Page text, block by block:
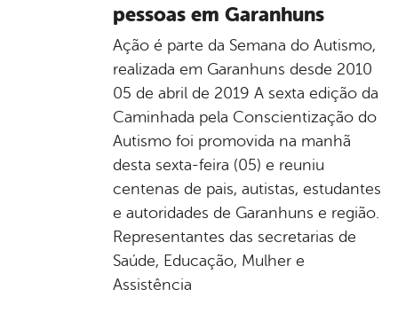
pessoas em Garanhuns
Ação é parte da Semana do Autismo,
realizada em Garanhuns desde 2010
05 de abril de 2019 A sexta edição da
Caminhada pela Conscientização do
Autismo foi promovida na manhã
desta sexta-feira (05) e reuniu
centenas de pais, autistas, estudantes
e autoridades de Garanhuns e região.
Representantes das secretarias de
Saúde, Educação, Mulher e
Assistência